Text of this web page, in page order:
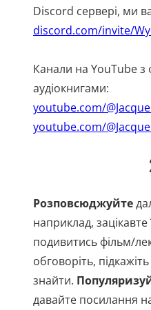
Discord сервері, ми
discord.com/invite/
Канали на YouTube з
аудіокнигами:
youtube.com/
youtube.com/
Розповсюджуйте
наприклад, зацікавте
подивитись фільм/
обговоріть,
знайти.
давайте посилання